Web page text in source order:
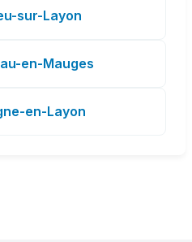
sur-Layon
en-Mauges
en-Layon